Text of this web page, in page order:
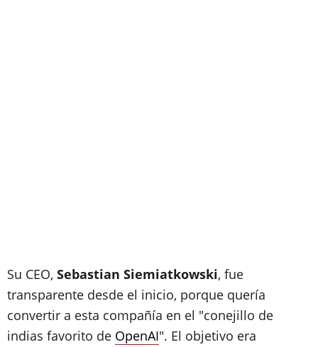
Su CEO, Sebastian Siemiatkowski, fue
transparente desde el inicio, porque quería
convertir a esta compañía en el "conejillo de
indias favorito de OpenAI". El objetivo era